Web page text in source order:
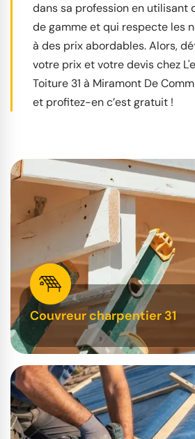
dans sa profession en utilisant
de gamme et qui respecte les
à des prix abordables. Alors,
votre prix et votre devis chez
Toiture 31 à Miramont De
et profitez-en c’est gratuit !
Couvreur charpentier 31